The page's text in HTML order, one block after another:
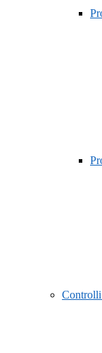
Controlli